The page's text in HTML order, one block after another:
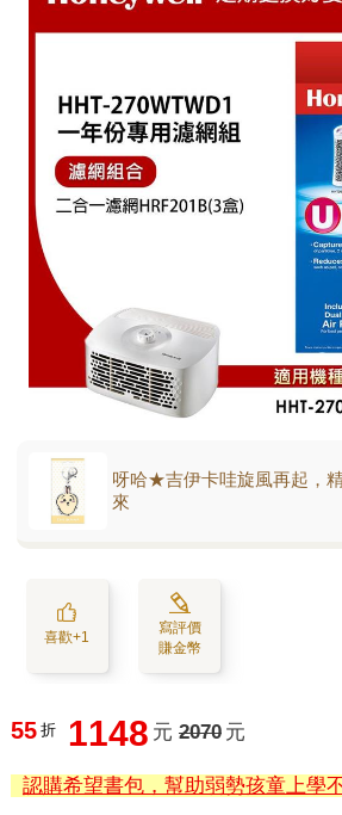
呀哈★吉伊卡哇旋風再起，
來
喜歡+1
寫評價
賺金幣
55 折 1148 元 2070 元
認購希望書包，幫助弱勢孩童上學